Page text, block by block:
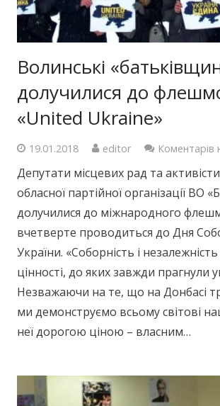
Волинські
долучилися до
«United Ukraine»
19.01.2018 editor Коментарів
Депутати місцевих рад та
обласної партійної організації ВО
долучилися до міжнародного
вчетверте проводиться до Дня
України. «Соборність і незалежність
цінності, до яких завжди прагнули
Незважаючи на те, що на Донбасі
ми демонструємо всьому світові
неї дорогою ціною – власним…